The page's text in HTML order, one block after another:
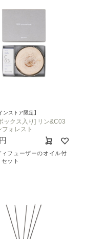
ンストア限定】
ックス入り] リン&C03
フォレスト
ィフューザーのオイル付
ット